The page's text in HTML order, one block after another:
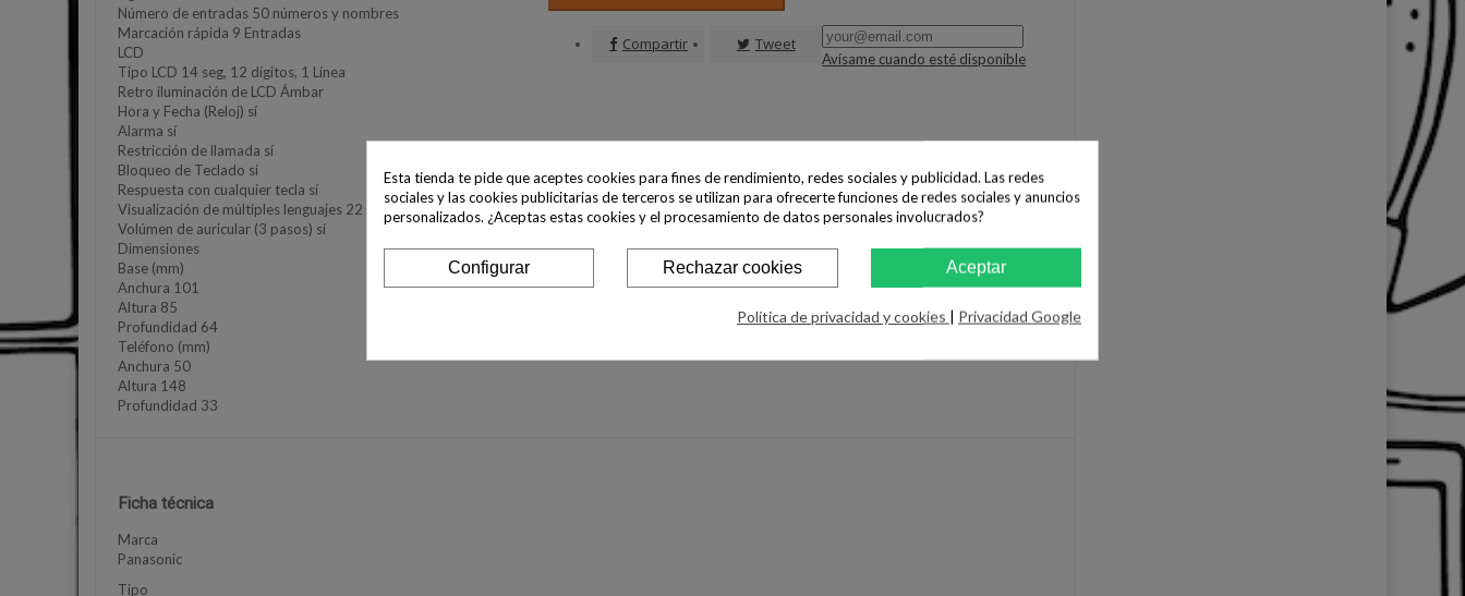
Compartir Tweet
Avísame cuando esté disponible
Número de entradas 50 números y nombres
Marcación rápida 9 Entradas
LCD
Tipo LCD 14 seg, 12 dígitos, 1 Línea
Retro iluminación de LCD Ámbar
Hora y Fecha (Reloj) sí
Alarma sí
Restricción de llamada sí
Bloqueo de Teclado sí
Respuesta con cualquier tecla sí
Visualización de múltiples lenguajes 22 Idiomas
Volúmen de auricular (3 pasos) sí
Dimensiones
Base (mm)
Anchura 101
Altura 85
Profundidad 64
Teléfono (mm)
Anchura 50
Altura 148
Profundidad 33
Ficha técnica
Marca
Panasonic
Tipo
Esta tienda te pide que aceptes cookies para fines de rendimiento, redes sociales y publicidad. Las redes
sociales y las cookies publicitarias de terceros se utilizan para ofrecerte funciones de redes sociales y anuncios
personalizados. ¿Aceptas estas cookies y el procesamiento de datos personales involucrados?
Aceptar
Rechazar cookies
Configurar
Política de privacidad y cookies | Privacidad Google